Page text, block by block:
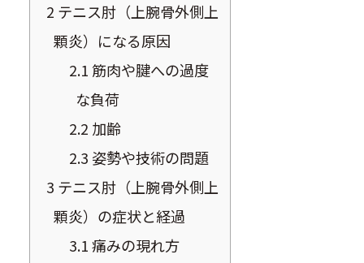
2 テニス肘（上腕骨外側上
顆炎）になる原因
2.1筋肉や腱への過度
な負荷
2.2 加齢
2.3 姿勢や技術の問題
3 テニス肘（上腕骨外側上
顆炎）の症状と経過
3.1痛みの現れ方